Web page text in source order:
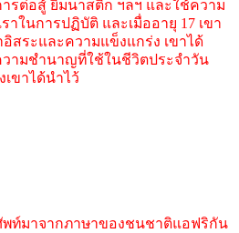
รต่อสู้ ยิมนาสติก ฯลฯ และใช้ความ
าในการปฏิบัติ และเมื่ออายุ 17 เขา
อิสระและความแข็งแกร่ง เขาได้
ามชำนาญที่ใช้ในชีวิตประจำวัน
เขาได้นำไว้
พท์มาจากภาษาของชนชาติแอฟริกัน